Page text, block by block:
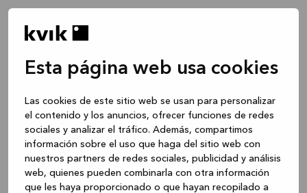
Esta página web usa cookies
Las cookies de este sitio web se usan para personalizar
el contenido y los anuncios, ofrecer funciones de redes
sociales y analizar el tráfico. Además, compartimos
información sobre el uso que haga del sitio web con
nuestros partners de redes sociales, publicidad y análisis
web, quienes pueden combinarla con otra información
que les haya proporcionado o que hayan recopilado a